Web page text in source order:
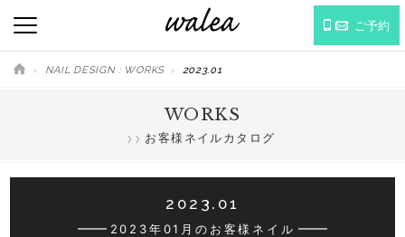
ご予約
NAIL DESIGN : WORKS 2023.01
WORKS
お客様ネイルカタログ
2023.01
2023年01月のお客様ネイル